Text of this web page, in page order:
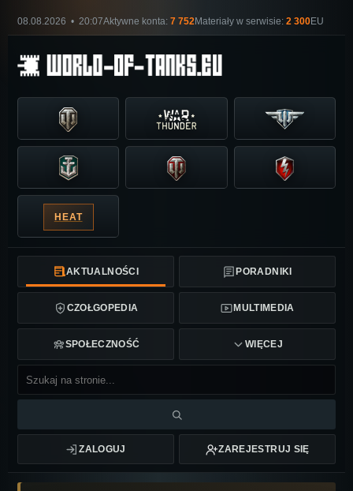
08.08.2026 • 20:07Aktywne konta: 7 752Materiały w serwisie: 2 300EU
HEAT
AKTUALNOŚCI PORADNIKI
CZOŁGOPEDIA MULTIMEDIA
SPOŁECZNOŚĆ WIĘCEJ
ZALOGUJ ZAREJESTRUJ SIĘ